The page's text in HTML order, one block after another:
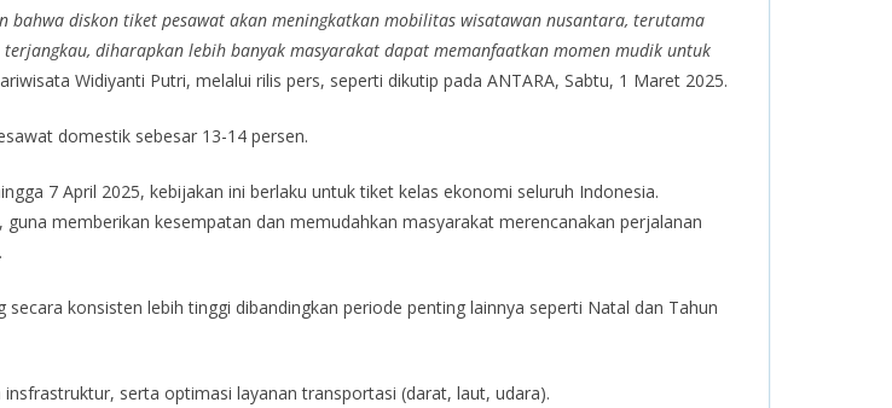
diskon tiket pesawat akan meningkatkan mobilitas wisatawan nusantara, terutama
diharapkan lebih banyak masyarakat dapat memanfaatkan momen mudik untuk
Widiyanti Putri, melalui rilis pers, seperti dikutip pada ANTARA, Sabtu, 1 Maret 2025.
domestik sebesar 13-14 persen.
7 April 2025, kebijakan ini berlaku untuk tiket kelas ekonomi seluruh Indonesia.
memberikan kesempatan dan memudahkan masyarakat merencanakan perjalanan
konsisten lebih tinggi dibandingkan periode penting lainnya seperti Natal dan Tahun
serta optimasi layanan transportasi (darat, laut, udara).